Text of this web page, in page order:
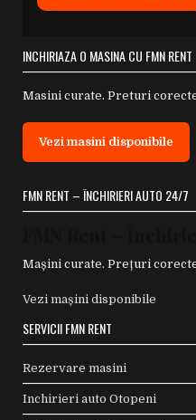
INCHIRIAZA O MASINA CU FMN RENT
Masini curate. Preturi
Vezi masini disponibile
FMN RENT – ÎNCHIRIERI AUTO 24/7
Mașini curate. Prețuri
Vezi mașini disponibile
SERVICII FMN RENT
Rezervare masini
Inchirieri auto Otopeni